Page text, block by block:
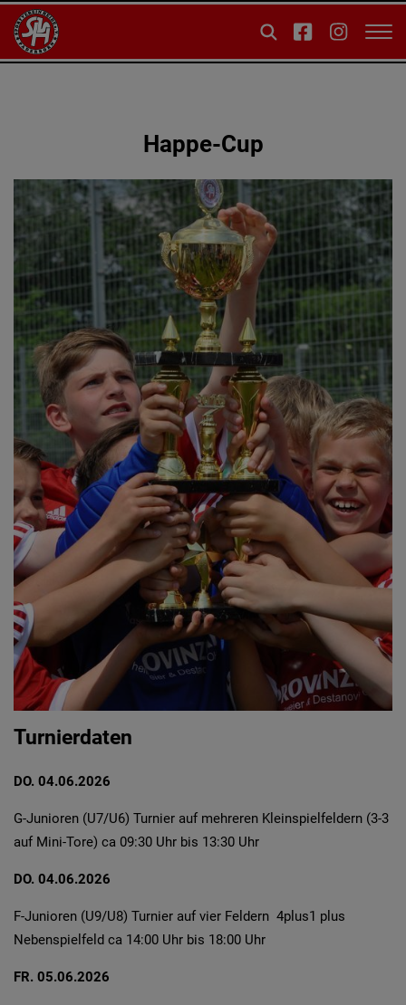
Happe-Cup
Turnierdaten
DO. 04.06.2026
G-Junioren (U7/U6) Turnier auf mehreren Kleinspielfeldern (3-3
auf Mini-Tore) ca 09:30 Uhr bis 13:30 Uhr
DO. 04.06.2026
F-Junioren (U9/U8) Turnier auf vier Feldern 4plus1 plus
Nebenspielfeld ca 14:00 Uhr bis 18:00 Uhr
FR. 05.06.2026